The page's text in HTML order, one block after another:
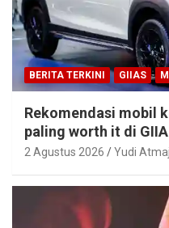
BERITA TERKINI GIIAS
Rekomendasi mobil
paling worth it di
2 Agustus 2026 Yudi